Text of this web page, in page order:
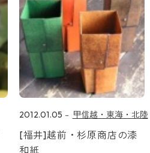
2012.01.05 甲信越・東海・北陸
[福井]越前・杉原商店の漆
和紙